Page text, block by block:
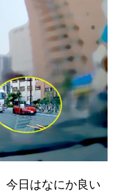
今日はなにか良い